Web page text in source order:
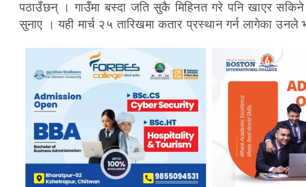
पठाउँछन् । गाउँमा बस्दा जति सुकै मिहिनत गरे पनि खाएर
सुनाए । यही मार्च २५ तारिखमा कतार प्रस्थान गर्न लागेका